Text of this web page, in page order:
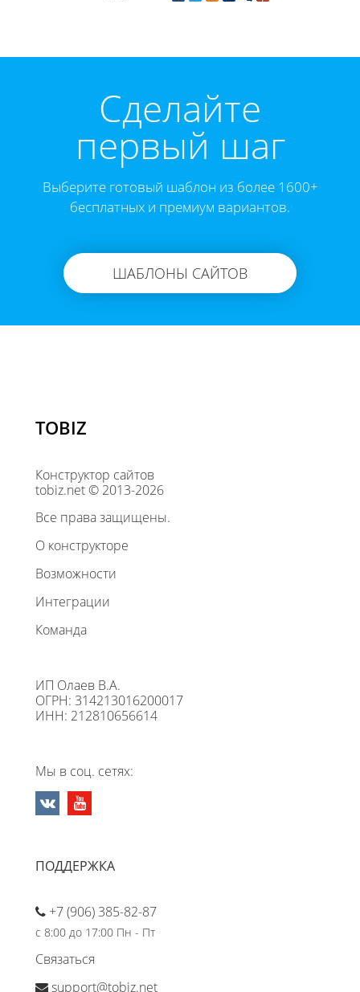
Cделайте
первый шаг
Выберите готовый шаблон из более 1600+
бесплатных и премиум вариантов.
ШАБЛОНЫ САЙТОВ
TOBIZ
Конструктор сайтов
tobiz.net © 2013-2026
Все права защищены.
О конструкторе
Возможности
Интеграции
Команда
ИП Олаев В.А.
ОГРН: 314213016200017
ИНН: 212810656614
Мы в соц. сетях:
ПОДДЕРЖКА
+7 (906) 385-82-87
с 8:00 до 17:00 Пн - Пт
Связаться
support@tobiz.net